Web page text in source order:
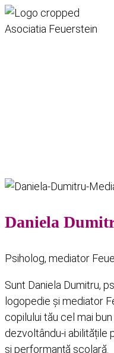
Skip
to
Daniela
Psiholog, mediator
Sunt Daniela Dumitru,
logopedie și mediator
copilului tău cel mai
dezvoltându-i abilitățile
și performanță școlară.